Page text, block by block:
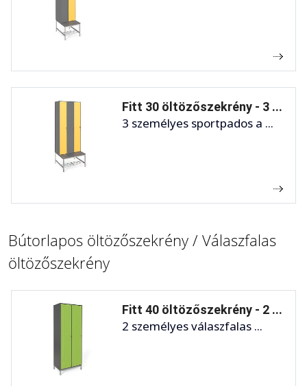
Fitt 30 öltözőszekrény - 3 ...
3 személyes sportpados a ...
Bútorlapos öltözőszekrény / Válaszfalas
öltözőszekrény
Fitt 40 öltözőszekrény - 2 ...
2 személyes válaszfalas ...